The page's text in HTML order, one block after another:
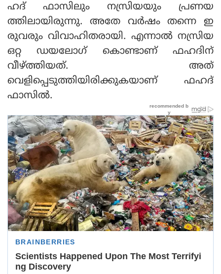
ഹദ് ഫാസിലും നസ്രിയയും പ്രണയ
ത്തിലായിരുന്നു. അതേ വർഷം തന്നെ ഇ
രുവരും വിവാഹിതരായി. എന്നാൽ നസ്രിയ
ഒറ്റ ഡയലോഗ് കൊണ്ടാണ് ഫഹദിന്
വീഴ്ത്തിയത്. അത്
വെളിപ്പെടുത്തിയിരിക്കുകയാണ് ഫഹദ്
ഫാസിൽ.